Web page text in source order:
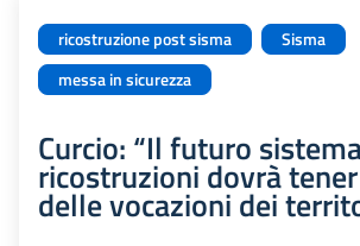
ricostruzione post sisma
Sisma
messa in sicurezza
Curcio: “Il futuro
ricostruzioni dovrà
delle vocazioni dei